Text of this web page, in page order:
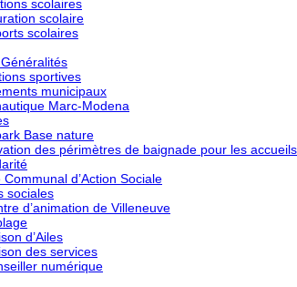
scolaires
scolaire
scolaires
sportives
municipaux
Marc-Modena
Base nature
des périmètres de baignade pour les
Communal d’Action Sociale
sociales
d’animation de Villeneuve
d’Ailes
des services
numérique